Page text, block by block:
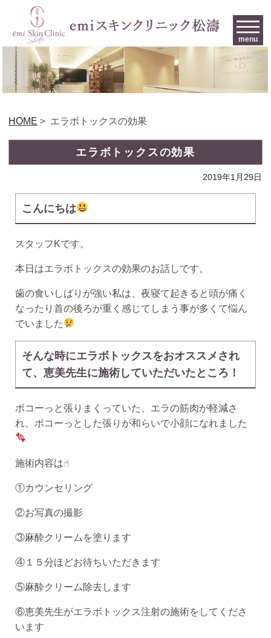
menu
HOME > エラボトックスの効果
エラボトックスの効果
2019年1月29日
こんにちは
スタッフKです。
本日はエラボトックスの効果のお話しです。
歯の食いしばりが強い私は、夜寝て起きると頭が痛く
なったり首の後ろが重く感じてしまう事が多くて悩ん
でいました
そんな時にエラボトックスをおオススメされ
て、恵美先生に施術していただいたところ！
ボコーっと張りまくっていた、エラの筋肉が軽減さ
れ、ボコーっとした張りが和らいで小顔になれました
施術内容は☝︎
①カウンセリング
②お写真の撮影
③麻酔クリームを塗ります
④１５分ほどお待ちいただきます
⑤麻酔クリーム除去します
⑥恵美先生がエラボトックス注射の施術をしてくださ
います